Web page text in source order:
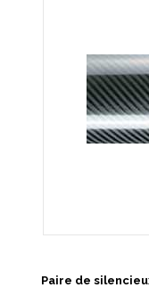
Paire de